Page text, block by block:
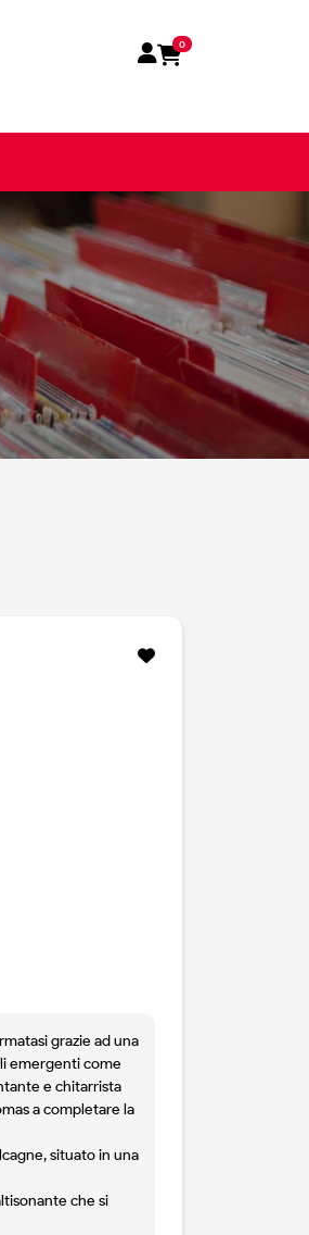
0
grazie ad una
emergenti come
e chitarrista
a completare la
situato in una
che si